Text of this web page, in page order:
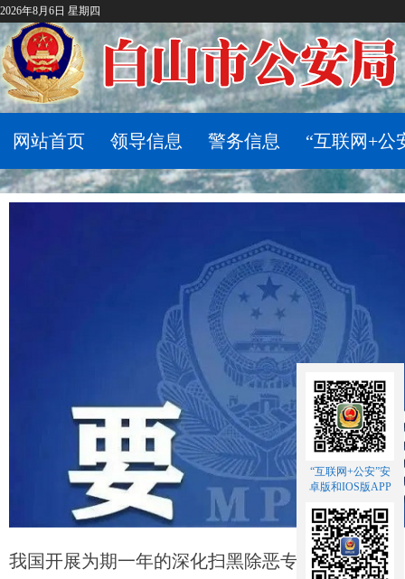
2026年8月6日 星期四
网站首页 领导信息 警务信息 “互联网+公
我国开展为期一年的深化扫黑除恶专项斗争
“互联网+公安”安
卓版和IOS版APP